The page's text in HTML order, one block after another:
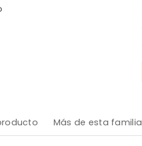
Más de esta familia